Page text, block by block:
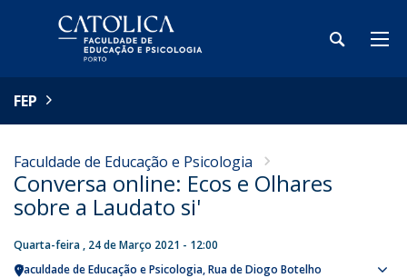
FEP
Faculdade de Educação e Psicologia
Conversa online: Ecos e Olhares
sobre a Laudato si'
Quarta-feira , 24 de Março 2021 - 12:00
Faculdade de Educação e Psicologia Rua de Diogo Botelho